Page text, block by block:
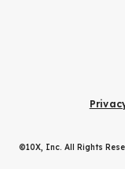
©10X, Inc. All Rights